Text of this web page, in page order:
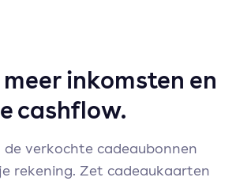
inkomsten en
cashflow.
verkochte cadeaubonnen
rekening. Zet cadeaukaarten